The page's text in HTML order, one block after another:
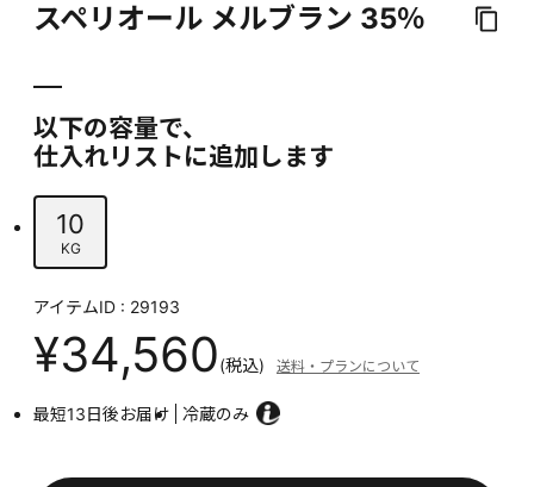
スペリオール メルブラン 35％
以下の容量で、
仕入れリストに追加します
10
KG
アイテムID : 29193
¥34,560(税込) 送料・プランについて
最短13日後お届け 冷蔵のみ